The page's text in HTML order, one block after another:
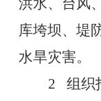
库垮坝、堤
水旱灾害。
2 组织